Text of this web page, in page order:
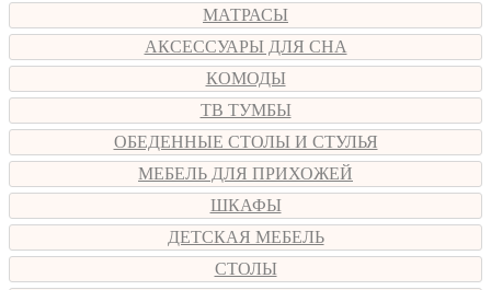
МАТРАСЫ
АКСЕССУАРЫ ДЛЯ СНА
КОМОДЫ
ТВ ТУМБЫ
ОБЕДЕННЫЕ СТОЛЫ И СТУЛЬЯ
МЕБЕЛЬ ДЛЯ ПРИХОЖЕЙ
ШКАФЫ
ДЕТСКАЯ МЕБЕЛЬ
СТОЛЫ